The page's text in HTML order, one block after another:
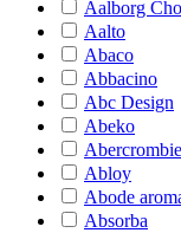
Aalborg
Aalto
Abaco
Abbacino
Abc Design
Abeko
Abloy
Abode
Absorba